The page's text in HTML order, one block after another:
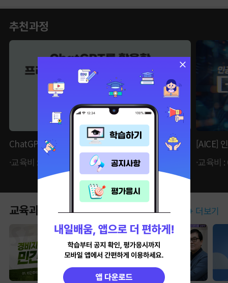
추천과정
ChatGPT를 활용한 프리젠테이션&기획서 순삭하기
·교육비 : 59,400원 ·자비부담금 : 14,850원
[AICE]
·교육비
교육과정 + 더보기